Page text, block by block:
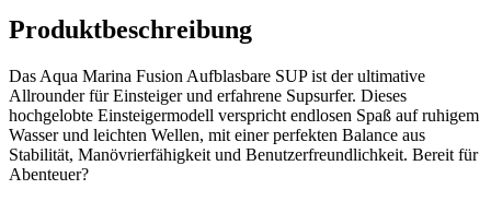
Produktbeschreibung
Das Aqua Marina Fusion Aufblasbare SUP ist der ultimative
Allrounder für Einsteiger und erfahrene Supsurfer. Dieses
hochgelobte Einsteigermodell verspricht endlosen Spaß auf ruhigem
Wasser und leichten Wellen, mit einer perfekten Balance aus
Stabilität, Manövrierfähigkeit und Benutzerfreundlichkeit. Bereit für
Abenteuer?